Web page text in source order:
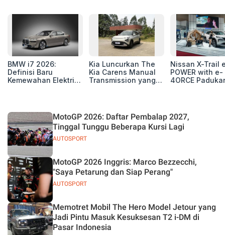
BMW i7 2026:
Definisi Baru
Kemewahan Elektrik
Kia Luncurkan The
Kia Carens Manual
Transmission yang
Nissan X-Trail
POWER with e-
4ORCE
AUTOSPORT
MotoGP 2026: Daftar Pembalap 2027,
Tinggal Tunggu Beberapa Kursi Lagi
AUTOSPORT
MotoGP 2026 Inggris: Marco Bezzecchi,
"Saya Petarung dan Siap Perang"
Memotret Mobil The Hero Model Jetour yang
Jadi Pintu Masuk Kesuksesan T2 i-DM di
Pasar Indonesia